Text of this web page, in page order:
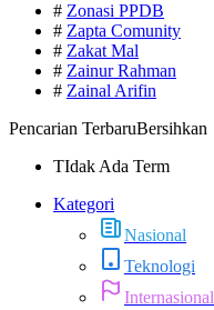
# Zonasi PPDB
# Zapta Comunity
# Zakat Mal
# Zainur Rahman
# Zainal Arifin
Pencarian TerbaruBersihkan
TIdak Ada Term
Kategori
Nasional
Teknologi
Internasional